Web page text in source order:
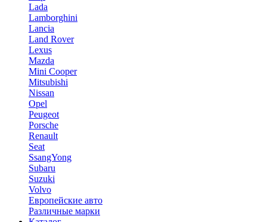
Lada
Lamborghini
Lancia
Land Rover
Lexus
Mazda
Mini Cooper
Mitsubishi
Nissan
Opel
Peugeot
Porsche
Renault
Seat
SsangYong
Subaru
Suzuki
Volvo
Европейские авто
Различные марки